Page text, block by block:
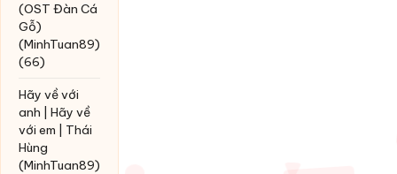
(OST Đàn Cá
Gỗ)
(MinhTuan89)
(66)
Hãy về với
anh | Hãy về
với em | Thái
Hùng
(MinhTuan89)